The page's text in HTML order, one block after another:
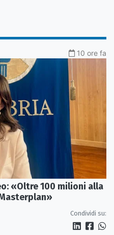
10 ore fa
«Oltre 100 milioni alla
Condividi su: